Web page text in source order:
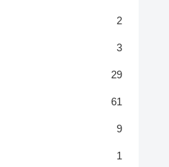
2
3
29
61
9
1